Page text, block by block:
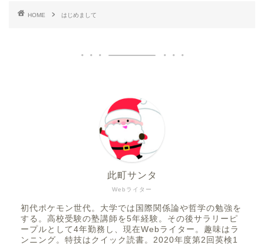
HOME はじめまして
Webライター
此町サンタ
初代ポケモン世代。大学では国際関係論や哲学の勉強を
する。高校受験の塾講師を5年経験。その後サラリーピ
ープルとして4年勤務し、現在Webライター。趣味はラ
ンニング。特技はクイック読書。2020年度第2回英検1